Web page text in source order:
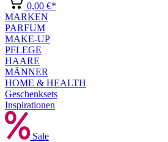
0,00 €*
MARKEN
PARFUM
MAKE-UP
PFLEGE
HAARE
MÄNNER
HOME & HEALTH
Geschenksets
Inspirationen
Sale